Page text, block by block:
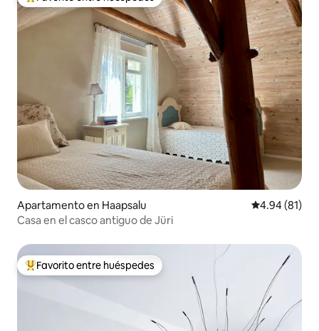
Favorito entre huéspedes preferido
Apartamento en Haapsalu Calificación
4.94 (81)
Casa en el casco antiguo de Jüri
Favorito entre huéspedes preferido
Favorito entre huéspedes